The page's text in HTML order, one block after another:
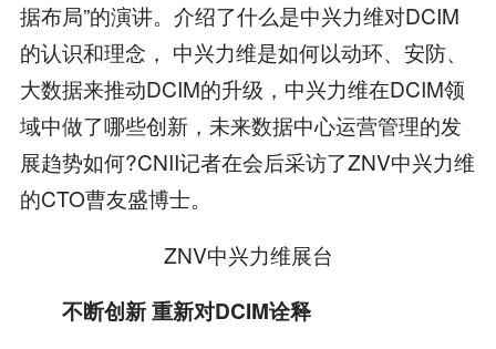
据布局”的演讲。介绍了什么是中兴力维对DCIM
的认识和理念， 中兴力维是如何以动环、安防、
大数据来推动DCIM的升级，中兴力维在DCIM领
域中做了哪些创新，未来数据中心运营管理的发
展趋势如何?CNII记者在会后采访了ZNV中兴力维
的CTO曹友盛博士。
ZNV中兴力维展台
不断创新 重新对DCIM诠释